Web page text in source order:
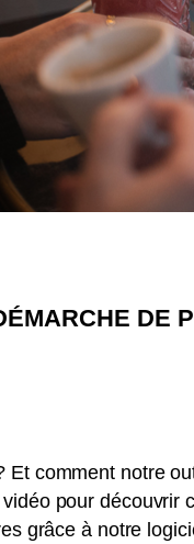
DE
Et comment notre
pour
grâce à notre